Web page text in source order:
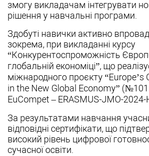
змогу викладачам інтегрувати
рішення у навчальні програми.
Здобуті навички активно
зокрема, при викладанні курсу
“Конкурентоспроможність
глобальній економіці”, що
міжнародного проєкту
in the New Global Economy”
EuCompet – ERASMUS-JMO-2024-
За результатами навчання
відповідні сертифікати, що
високий рівень цифрової
сучасної освіти.